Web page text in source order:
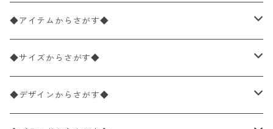
◆アイテムからさがす◆
ペーパーナプキン2枚バラ売り
ペーパーナプキン1枚バラ売り
◆サイズからさがす◆
33×33cm（ランチサイズ）
◆デザインからさがす◆